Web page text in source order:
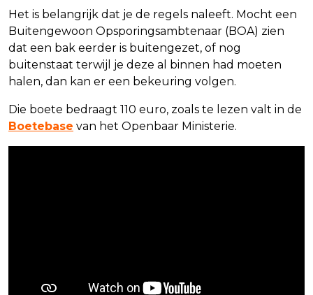
Het is belangrijk dat je de regels naleeft. Mocht een
Buitengewoon Opsporingsambtenaar (BOA) zien
dat een bak eerder is buitengezet, of nog
buitenstaat terwijl je deze al binnen had moeten
halen, dan kan er een bekeuring volgen.
Die boete bedraagt 110 euro, zoals te lezen valt in de
Boetebase van het Openbaar Ministerie.